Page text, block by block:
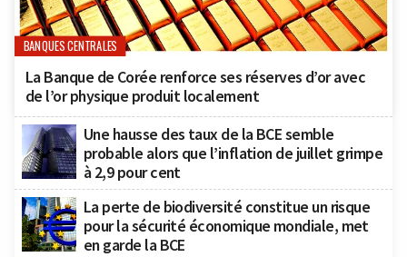
BANQUES CENTRALES
La Banque de Corée renforce ses réserves d’or avec
de l’or physique produit localement
Une hausse des taux de la BCE semble
probable alors que l’inflation de juillet grimpe
à 2,9 pour cent
La perte de biodiversité constitue un risque
pour la sécurité économique mondiale, met
en garde la BCE